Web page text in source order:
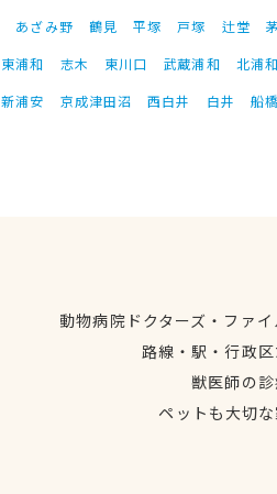
あざみ野 鶴見 平塚 戸塚 辻堂
東浦和 志木 東川口 武蔵浦和 北浦和
新浦安 京成津田沼 西白井 白井 船橋
動物病院ドクターズ・ファ
路線・駅・行政
獣医師の
ペットも大切